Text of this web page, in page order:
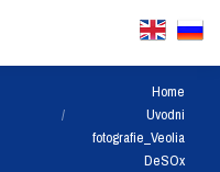
You are here:Home
Uvodni
fotografie_Veolia
DeSOx